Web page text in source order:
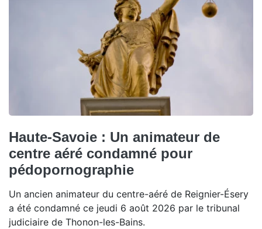
Haute-Savoie : Un animateur de
centre aéré condamné pour
pédopornographie
Un ancien animateur du centre-aéré de Reignier-Ésery
a été condamné ce jeudi 6 août 2026 par le tribunal
judiciaire de Thonon-les-Bains.